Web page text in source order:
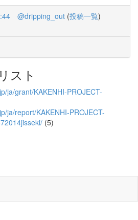
@dripping_out (投稿一覧)
スト
ja/grant/KAKENHI-PROJECT-
ja/report/KAKENHI-PROJECT-
(5)